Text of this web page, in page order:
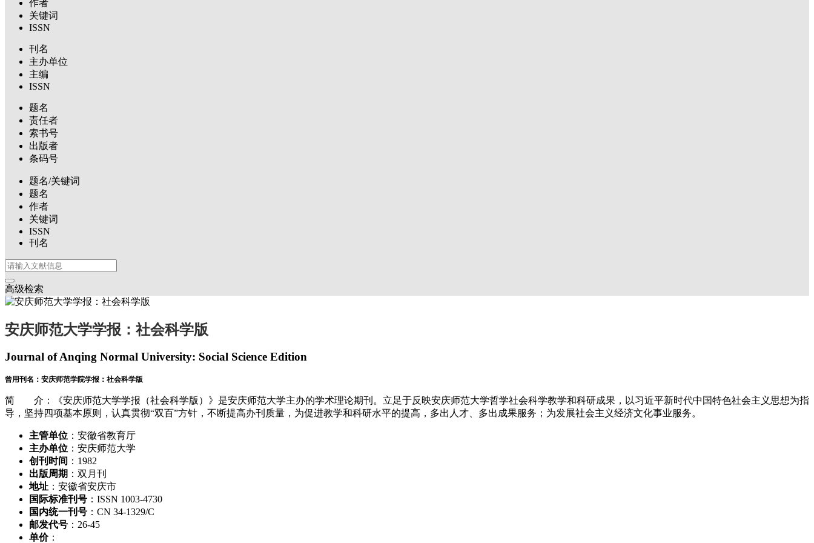
作者
关键词
ISSN
刊名
主办单位
主编
ISSN
题名
责任者
索书号
出版者
条码号
题名/关键词
题名
作者
关键词
ISSN
刊名
高级检索
安庆师范大学学报：社会科学版
Journal of Anqing Normal University: Social Science Edition
曾用刊名：安庆师范学院学报：社会科学版
简 介：《安庆师范大学学报（社会科学版）》是安庆师范大学主办的学术理论期刊。立足于反映安庆师范大学哲学社会科学教学和科研成果，以习近平新时代中国特色社会主义思想为指
导，坚持四项基本原则，认真贯彻“双百”方针，不断提高办刊质量，为促进教学和科研水平的提高，多出人才、多出成果服务；为发展社会主义经济文化事业服务。
主管单位 ：安徽省教育厅
主办单位 ：安庆师范大学
创刊时间 ：1982
出版周期 ：双月刊
地址 ：安徽省安庆市
国际标准刊号 ：ISSN 1003-4730
国内统一刊号 ：CN 34-1329/C
邮发代号 ：26-45
单价：